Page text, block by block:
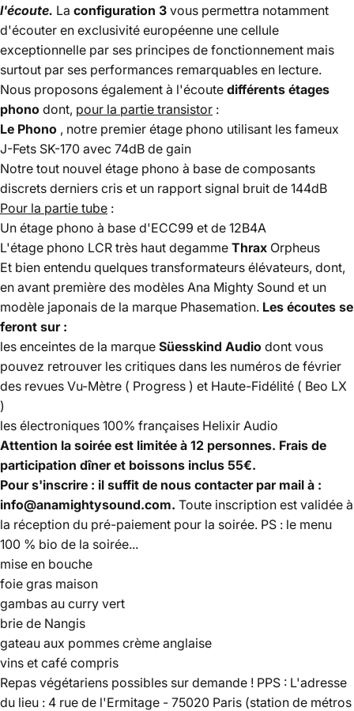
l'écoute. La configuration 3 vous permettra notamment
d'écouter en exclusivité européenne une cellule
exceptionnelle par ses principes de fonctionnement mais
surtout par ses performances remarquables en lecture.
Nous proposons également à l'écoute différents étages
phono dont, pour la partie transistor :
Le Phono , notre premier étage phono utilisant les fameux
J-Fets SK-170 avec 74dB de gain
Notre tout nouvel étage phono à base de composants
discrets derniers cris et un rapport signal bruit de 144dB
Pour la partie tube :
Un étage phono à base d'ECC99 et de 12B4A
L'étage phono LCR très haut degamme Thrax Orpheus
Et bien entendu quelques transformateurs élévateurs, dont,
en avant première des modèles Ana Mighty Sound et un
modèle japonais de la marque Phasemation. Les écoutes se
feront sur :
les enceintes de la marque Süesskind Audio dont vous
pouvez retrouver les critiques dans les numéros de février
des revues Vu-Mètre ( Progress ) et Haute-Fidélité ( Beo LX
)
les électroniques 100% françaises Helixir Audio
Attention la soirée est limitée à 12 personnes. Frais de
participation dîner et boissons inclus 55€.
Pour s'inscrire : il suffit de nous contacter par mail à :
info@anamightysound.com. Toute inscription est validée à
la réception du pré-paiement pour la soirée. PS : le menu
100 % bio de la soirée...
mise en bouche
foie gras maison
gambas au curry vert
brie de Nangis
gateau aux pommes crème anglaise
vins et café compris
Repas végétariens possibles sur demande ! PPS : L'adresse
du lieu : 4 rue de l'Ermitage - 75020 Paris (station de métros